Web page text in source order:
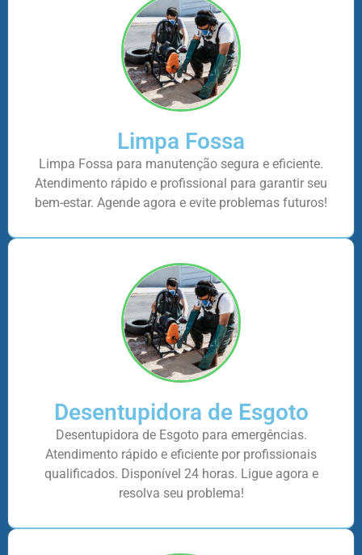
Limpa Fossa
Limpa Fossa para manutenção segura e eficiente.
Atendimento rápido e profissional para garantir seu
bem-estar. Agende agora e evite problemas futuros!
Desentupidora de Esgoto
Desentupidora de Esgoto para emergências.
Atendimento rápido e eficiente por profissionais
qualificados. Disponível 24 horas. Ligue agora e
resolva seu problema!